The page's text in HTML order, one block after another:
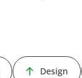
Design